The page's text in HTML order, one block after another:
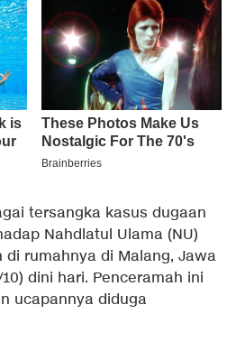
tersangka kasus dugaan
Nahdlatul Ulama (NU)
rumahnya di Malang, Jawa
dini hari. Penceramah ini
ucapannya diduga